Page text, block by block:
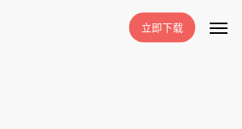
立即下载 菜单